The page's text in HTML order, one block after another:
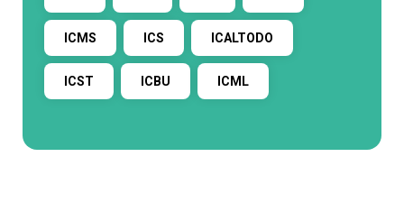
ICMS ICS ICALTODO
ICST ICBU ICML